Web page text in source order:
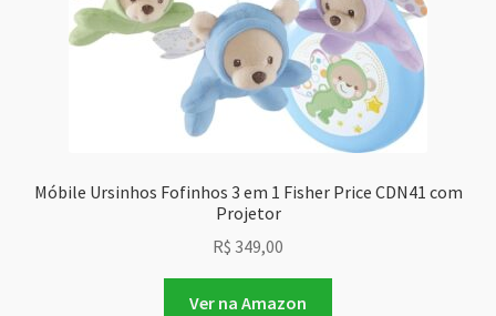
Móbile Ursinhos Fofinhos 3 em 1 Fisher Price CDN41 com
Projetor
R$ 349,00
Ver na Amazon